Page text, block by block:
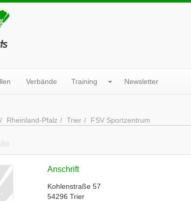
Verbände Training Newsletter
Rheinland-Pfalz Trier FSV Sportzentrum
Anschrift
Kohlenstraße 57
54296 Trier